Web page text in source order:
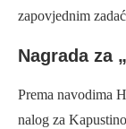
zapovjednim
Nagrada za
Prema navodima
nalog za